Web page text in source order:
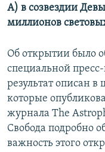
А) в созвездии
миллионов
Об открытии было
специальной
результат описан
которые
журнала The
Свобода подробно
важность этого